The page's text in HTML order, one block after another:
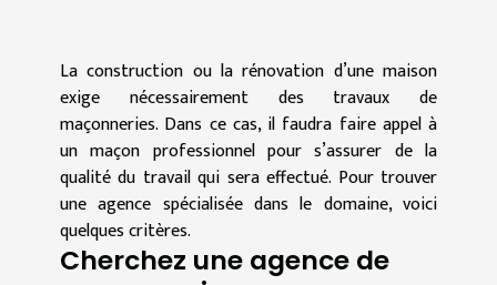
La construction ou la rénovation d’une maison
exige nécessairement des travaux de
maçonneries. Dans ce cas, il faudra faire appel à
un maçon professionnel pour s’assurer de la
qualité du travail qui sera effectué. Pour trouver
une agence spécialisée dans le domaine, voici
quelques critères.
Cherchez une agence de